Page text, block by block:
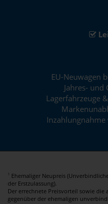
EU-Neuwagen
Jahres- und
Lagerfahrzeuge
1
Ehemaliger Neupreis
der Erstzulassung).
Der errechnete Preisvorteil sowie die
gegenüber der ehemaligen